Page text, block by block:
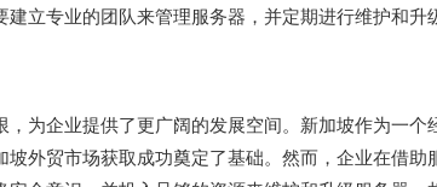
立专业的团队来管理服务器，并定期进行维护和升
为企业提供了更广阔的发展空间。新加坡作为一个
外贸市场获取成功奠定了基础。然而，企业在借助